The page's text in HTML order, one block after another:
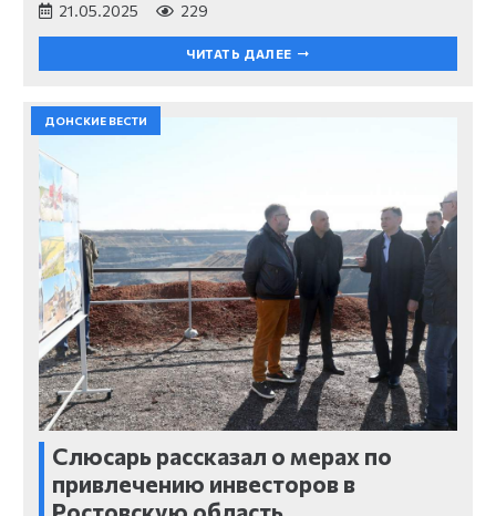
21.05.2025 229
ЧИТАТЬ ДАЛЕЕ
ДОНСКИЕ ВЕСТИ
Слюсарь рассказал о мерах по
привлечению инвесторов в